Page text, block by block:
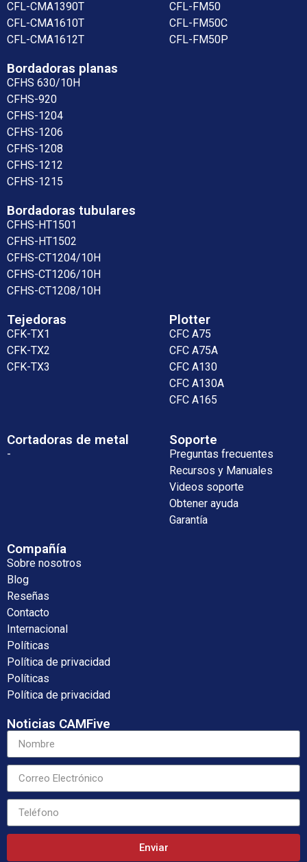
CFL-CMA1390T
CFL-CMA1610T
CFL-CMA1612T
CFL-FM50
CFL-FM50C
CFL-FM50P
Bordadoras planas
CFHS 630/10H
CFHS-920
CFHS-1204
CFHS-1206
CFHS-1208
CFHS-1212
CFHS-1215
Bordadoras tubulares
CFHS-HT1501
CFHS-HT1502
CFHS-CT1204/10H
CFHS-CT1206/10H
CFHS-CT1208/10H
Tejedoras
CFK-TX1
CFK-TX2
CFK-TX3
Plotter
CFC A75
CFC A75A
CFC A130
CFC A130A
CFC A165
Cortadoras de metal
-
Soporte
Preguntas frecuentes
Recursos y Manuales
Videos soporte
Obtener ayuda
Garantía
Compañía
Sobre nosotros
Blog
Reseñas
Contacto
Internacional
Políticas
Política de privacidad
Políticas
Política de privacidad
Noticias CAMFive
Enviar